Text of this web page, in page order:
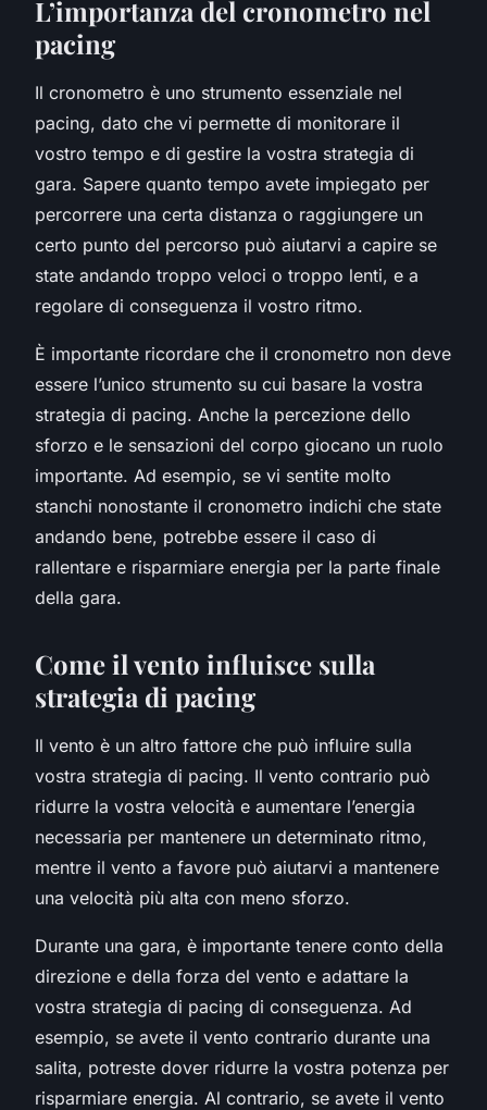
L’importanza del cronometro nel
pacing
Il cronometro è uno strumento essenziale nel
pacing, dato che vi permette di monitorare il
vostro tempo e di gestire la vostra strategia di
gara. Sapere quanto tempo avete impiegato per
percorrere una certa distanza o raggiungere un
certo punto del percorso può aiutarvi a capire se
state andando troppo veloci o troppo lenti, e a
regolare di conseguenza il vostro ritmo.
È importante ricordare che il cronometro non deve
essere l’unico strumento su cui basare la vostra
strategia di pacing. Anche la percezione dello
sforzo e le sensazioni del corpo giocano un ruolo
importante. Ad esempio, se vi sentite molto
stanchi nonostante il cronometro indichi che state
andando bene, potrebbe essere il caso di
rallentare e risparmiare energia per la parte finale
della gara.
Come il vento influisce sulla
strategia di pacing
Il vento è un altro fattore che può influire sulla
vostra strategia di pacing. Il vento contrario può
ridurre la vostra velocità e aumentare l’energia
necessaria per mantenere un determinato ritmo,
mentre il vento a favore può aiutarvi a mantenere
una velocità più alta con meno sforzo.
Durante una gara, è importante tenere conto della
direzione e della forza del vento e adattare la
vostra strategia di pacing di conseguenza. Ad
esempio, se avete il vento contrario durante una
salita, potreste dover ridurre la vostra potenza per
risparmiare energia. Al contrario, se avete il vento